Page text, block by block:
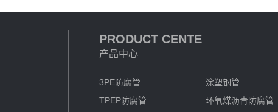
PRODUCT CENTE
产品中心
3PE防腐管
涂塑钢管
TPEP防腐管
环氧煤沥青防腐管